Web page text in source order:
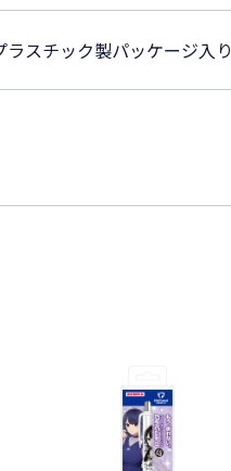
ラスチック製パッケージ入り